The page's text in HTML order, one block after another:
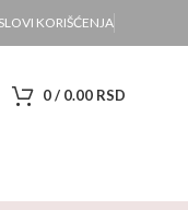
KORIŠĆENJA
0/ 0.00RSD